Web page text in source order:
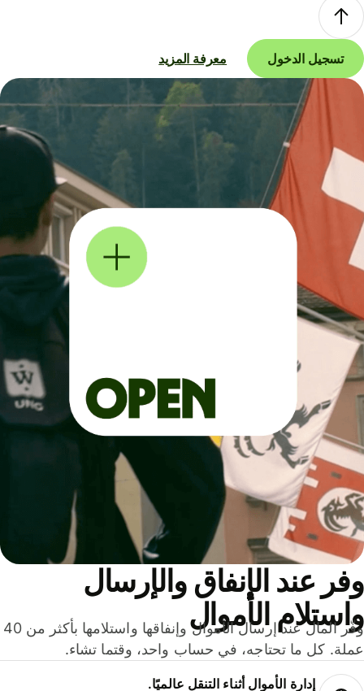
تسجيل الدخول معرفة المزيد
عند الإنفاق والإرسال
الأموال
وفّر المال عند إرسال الأموال وإنفاقها واستلامها بأكثر من 40
كل ما تحتاجه، في حساب واحد، وقتما تشاء.
إدارة الأموال أثناء التنقل عالميًا.